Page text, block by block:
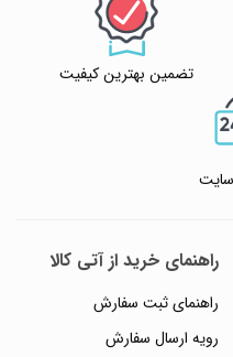
تضمین بهترین کیفیت
راهنمای خرید از آتی کالا
راهنمای ثبت سفارش
رویه ارسال سفارش